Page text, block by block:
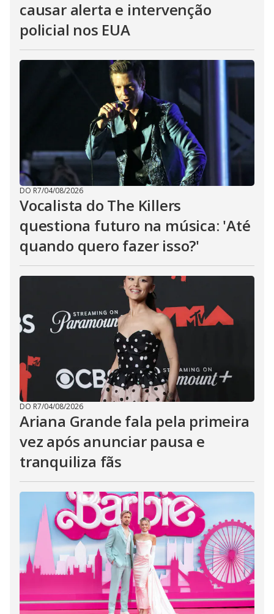
causar alerta e intervenção
policial nos EUA
DO R7/04/08/2026
Vocalista do The Killers
questiona futuro na música: 'Até
quando quero fazer isso?'
DO R7/04/08/2026
Ariana Grande fala pela primeira
vez após anunciar pausa e
tranquiliza fãs